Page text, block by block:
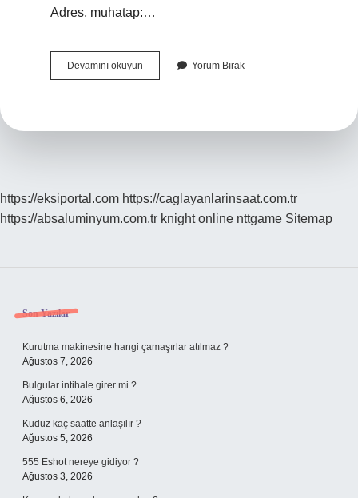
Adres, muhatap:…
Devamını okuyun Muhataba
Almak
Yorum Bırak
https://eksiportal.com https://caglayanlarinsaat.com.tr
https://absaluminyum.com.tr knight online nttgame Sitemap
Sidebar
Son Yazılar
Kurutma makinesine hangi çamaşırlar atılmaz ?
Ağustos 7, 2026
Bulgular intihale girer mi ?
Ağustos 6, 2026
Kuduz kaç saatte anlaşılır ?
Ağustos 5, 2026
555 Eshot nereye gidiyor ?
Ağustos 3, 2026